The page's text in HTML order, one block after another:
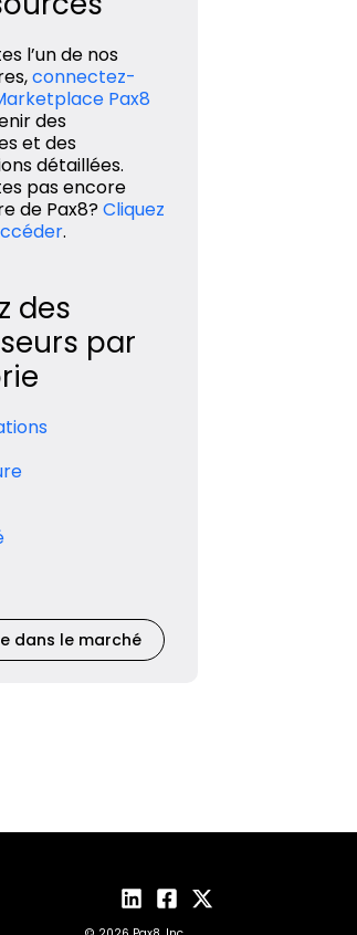
l’un de nos
connectez-
Pax8
des
et des
détaillées.
pas encore
de Pax8?Cliquez
.
des
par
dans le marché